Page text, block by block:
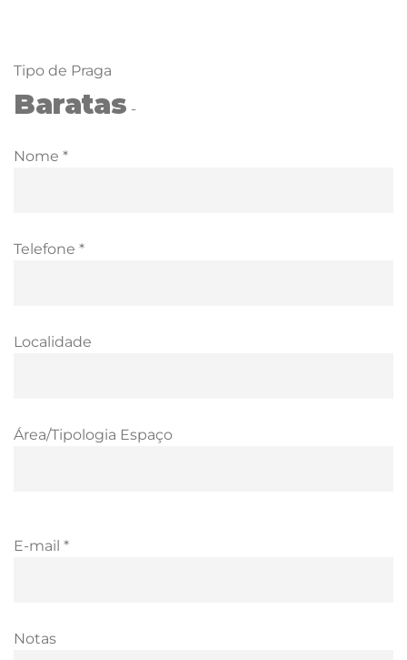
Tipo de Praga
Baratas -
Nome *
Telefone *
Localidade
Área/Tipologia Espaço
E-mail *
Notas